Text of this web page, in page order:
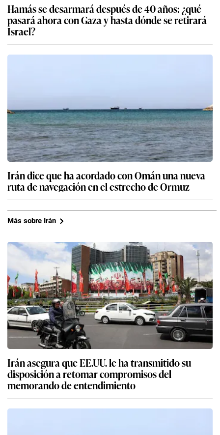
Hamás se desarmará después de 40 años: ¿qué
pasará ahora con Gaza y hasta dónde se retirará
Israel?
Irán dice que ha acordado con Omán una nueva
ruta de navegación en el estrecho de Ormuz
Más sobre Irán
Irán asegura que EE.UU. le ha transmitido su
disposición a retomar compromisos del
memorando de entendimiento